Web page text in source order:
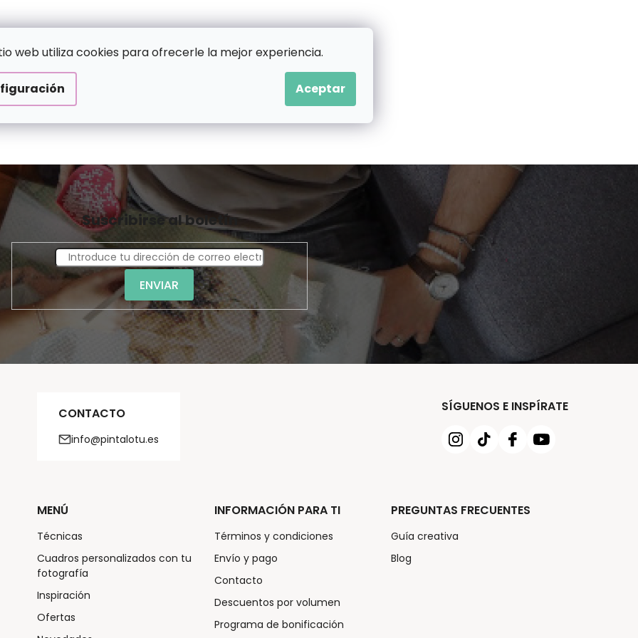
web utiliza cookies para ofrecerle la mejor experiencia.
Aceptar
Suscribirse al boletín
ENVIAR
CONTACTO
info@pintalotu.es
SÍGUENOS E INSPÍRATE
MENÚ
Técnicas
Cuadros personalizados con tu
fotografía
Inspiración
Ofertas
INFORMACIÓN PARA TI
Términos y condiciones
Envío y pago
Contacto
Descuentos por volumen
Programa de bonificación
PREGUNTAS FRECUENTES
Guía creativa
Blog